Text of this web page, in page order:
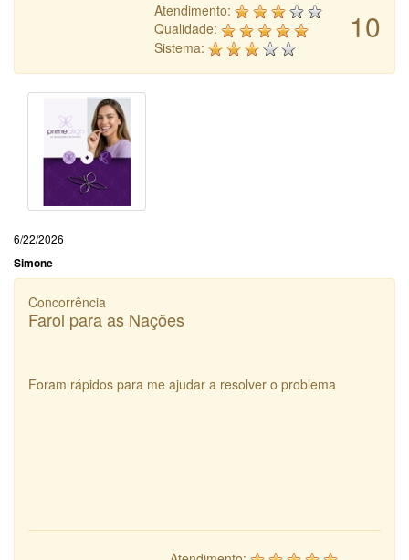
10
Atendimento:
Qualidade:
Sistema:
6/22/2026
Simone
Concorrência
Farol para as Nações
Foram rápidos para me ajudar a resolver o problema